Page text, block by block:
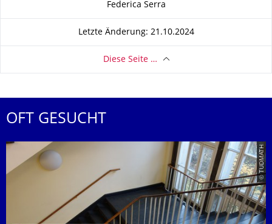
Federica Serra
Letzte Änderung: 21.10.2024
Diese Seite …
OFT GESUCHT
© TUDMATH